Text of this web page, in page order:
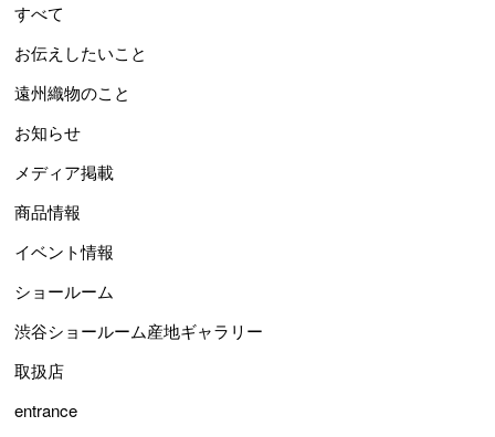
すべて
お伝えしたいこと
遠州織物のこと
お知らせ
メディア掲載
商品情報
イベント情報
ショールーム
渋谷ショールーム産地ギャラリー
取扱店
entrance